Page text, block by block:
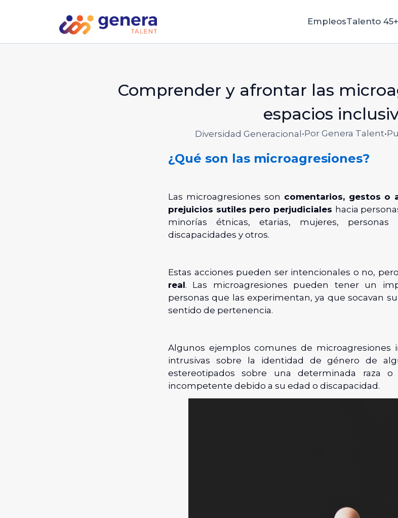
EmpleosTalento 45+
Comprender y afrontar las
espacios
Diversidad Generacional •Por Genera Talent•
¿Qué son las microagresiones?
Las microagresiones son comentarios, gestos o
prejuicios sutiles pero perjudiciales hacia
minorías étnicas, etarias, mujeres, personas
discapacidades y otros.
Estas acciones pueden ser intencionales o no, pero
real. Las microagresiones pueden tener un
personas que las experimentan, ya que socavan
sentido de pertenencia.
Algunos ejemplos comunes de microagresiones
intrusivas sobre la identidad de género de
estereotipados sobre una determinada raza
incompetente debido a su edad o discapacidad.